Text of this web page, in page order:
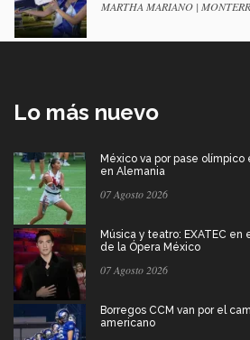
MARTHA MARIANO |
Lo más nuevo
México va por pase
en Alemania
07 Agosto 2026
Música y teatro: EXATEC
de la Ópera México
07 Agosto 2026
Borregos CCM van por el
americano